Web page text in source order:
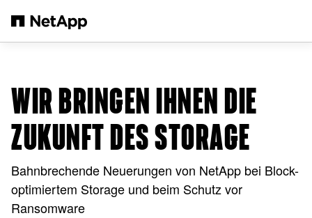
WIR BRINGEN IHNEN DIE
ZUKUNFT DES STORAGE
Bahnbrechende Neuerungen von NetApp bei Block-
optimiertem Storage und beim Schutz vor
Ransomware